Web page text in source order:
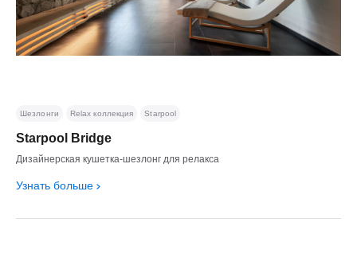
Starpool Bridge
Дизайнерская кушетка-шезлонг для релакса
Узнать больше
Шезлонги Relax коллекция Starpool